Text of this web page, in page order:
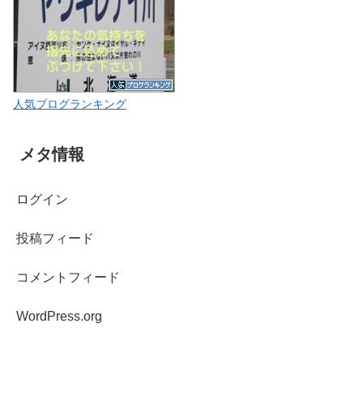
人気ブログランキング
メタ情報
ログイン
投稿フィード
コメントフィード
WordPress.org